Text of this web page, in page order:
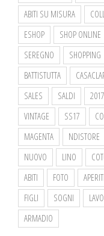
ABITI SU MISURA
ESHOP
SHOP ONLINE
SEREGNO
SHOPPING
BATTISTUTTA
SALES
SALDI 2017
VINTAGE
SS17
MAGENTA
NDISTORE
NUOVO
LINO
ABITI
FOTO
FIGLI
SOGNI
ARMADIO